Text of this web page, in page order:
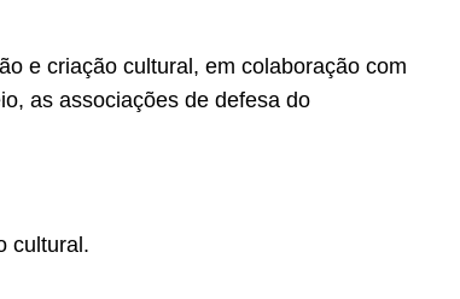
e criação cultural, em colaboração com
as associações de defesa do
cultural.